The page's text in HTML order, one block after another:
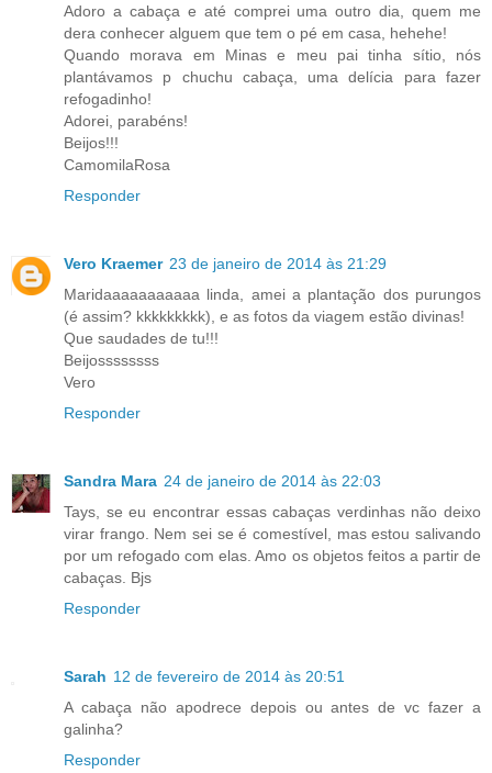
Adoro a cabaça e até comprei uma outro dia, quem me
dera conhecer alguem que tem o pé em casa, hehehe!
Quando morava em Minas e meu pai tinha sítio, nós
plantávamos p chuchu cabaça, uma delícia para fazer
refogadinho!
Adorei, parabéns!
Beijos!!!
CamomilaRosa
Responder
Vero Kraemer 23 de janeiro de 2014 às 21:29
Maridaaaaaaaaaaa linda, amei a plantação dos purungos
(é assim? kkkkkkkkk), e as fotos da viagem estão divinas!
Que saudades de tu!!!
Beijossssssss
Vero
Responder
Sandra Mara 24 de janeiro de 2014 às 22:03
Tays, se eu encontrar essas cabaças verdinhas não deixo
virar frango. Nem sei se é comestível, mas estou salivando
por um refogado com elas. Amo os objetos feitos a partir de
cabaças. Bjs
Responder
Sarah 12 de fevereiro de 2014 às 20:51
A cabaça não apodrece depois ou antes de vc fazer a
galinha?
Responder